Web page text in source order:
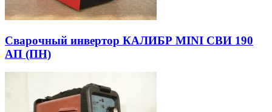
Сварочный инвертор КАЛИБР MINI СВИ 190
АП (ПН)